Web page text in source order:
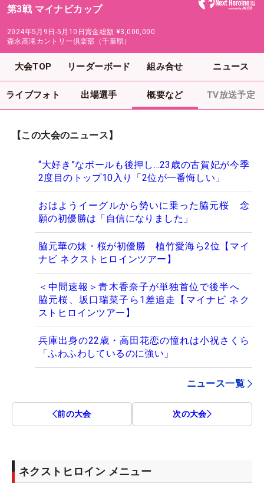
第3戦 マイナビカップ
2024年5月9日-5月10日賞金総額 ¥3,000,000
森永高滝カントリー倶楽部（千葉県）
大会TOP リーダーボード 組み合せ ニュース
ライブフォト 出場選手 概要など TV放送予定
【この大会のニュース】
“大好き”なボールも後押し…23歳の古賀妃が今季
2度目のトップ10入り「2位が一番悔しい」
おはようイーグルから勢いに乗った脇元桜 念
願の初優勝は「自信になりました」
脇元華の妹・桜が初優勝 植竹愛海ら2位【マイ
ナビ ネクストヒロインツアー】
＜中間速報＞青木香奈子が単独首位で後半へ
脇元桜、坂口瑞菜子ら1差追走【マイナビ ネク
ストヒロインツアー】
兵庫出身の22歳・高田花恋の憧れは小祝さくら
「ふわふわしているのに強い」
ニュース一覧
前の大会 次の大会
ネクストヒロイン メニュー